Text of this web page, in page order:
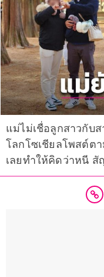
แม่ไม่เชื่อลูกสาวกับ
โลกโซเชียลโพสต์ต
เลยทำให้คิดว่าหนี